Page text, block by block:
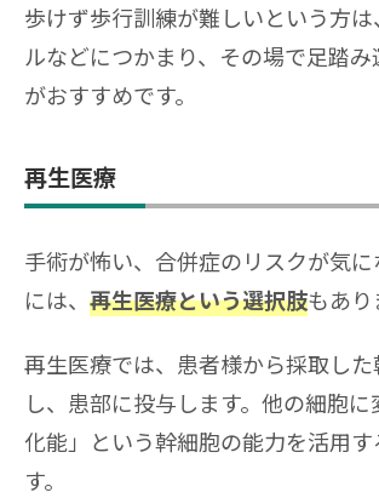
歩けず歩行訓練が難しいという方
ルなどにつかまり、その場で足踏
がおすすめです。
再生医療
手術が怖い、合併症のリスクが気
には、 再生医療という選択肢もあり
再生医療では、患者様から採取し
し、患部に投与します。他の細胞
化能」という幹細胞の能力を活用
す。